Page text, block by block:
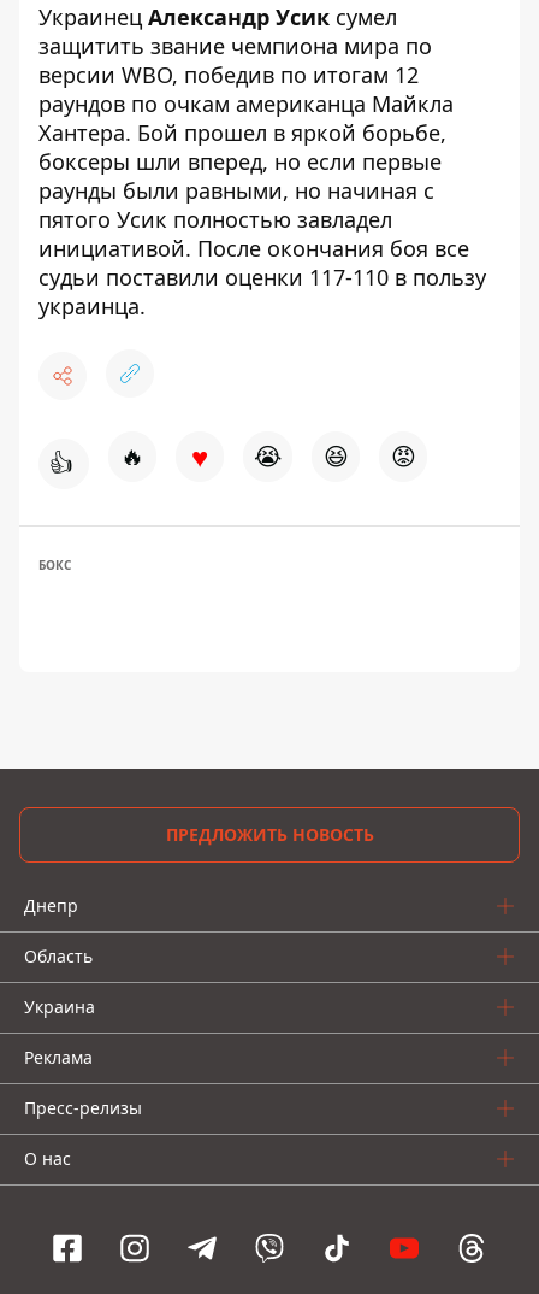
Украинец Александр Усик сумел
защитить звание чемпиона мира по
версии WBO, победив по итогам 12
раундов по очкам американца Майкла
Хантера. Бой прошел в яркой борьбе,
боксеры шли вперед, но если первые
раунды были равными, но начиная с
пятого Усик полностью завладел
инициативой. После окончания боя все
судьи поставили оценки 117-110 в пользу
украинца.
👍 🔥 ♥ 😭 😆 😡
БОКС
ПРЕДЛОЖИТЬ НОВОСТЬ
Днепр
Область
Украина
Реклама
Пресс-релизы
О нас